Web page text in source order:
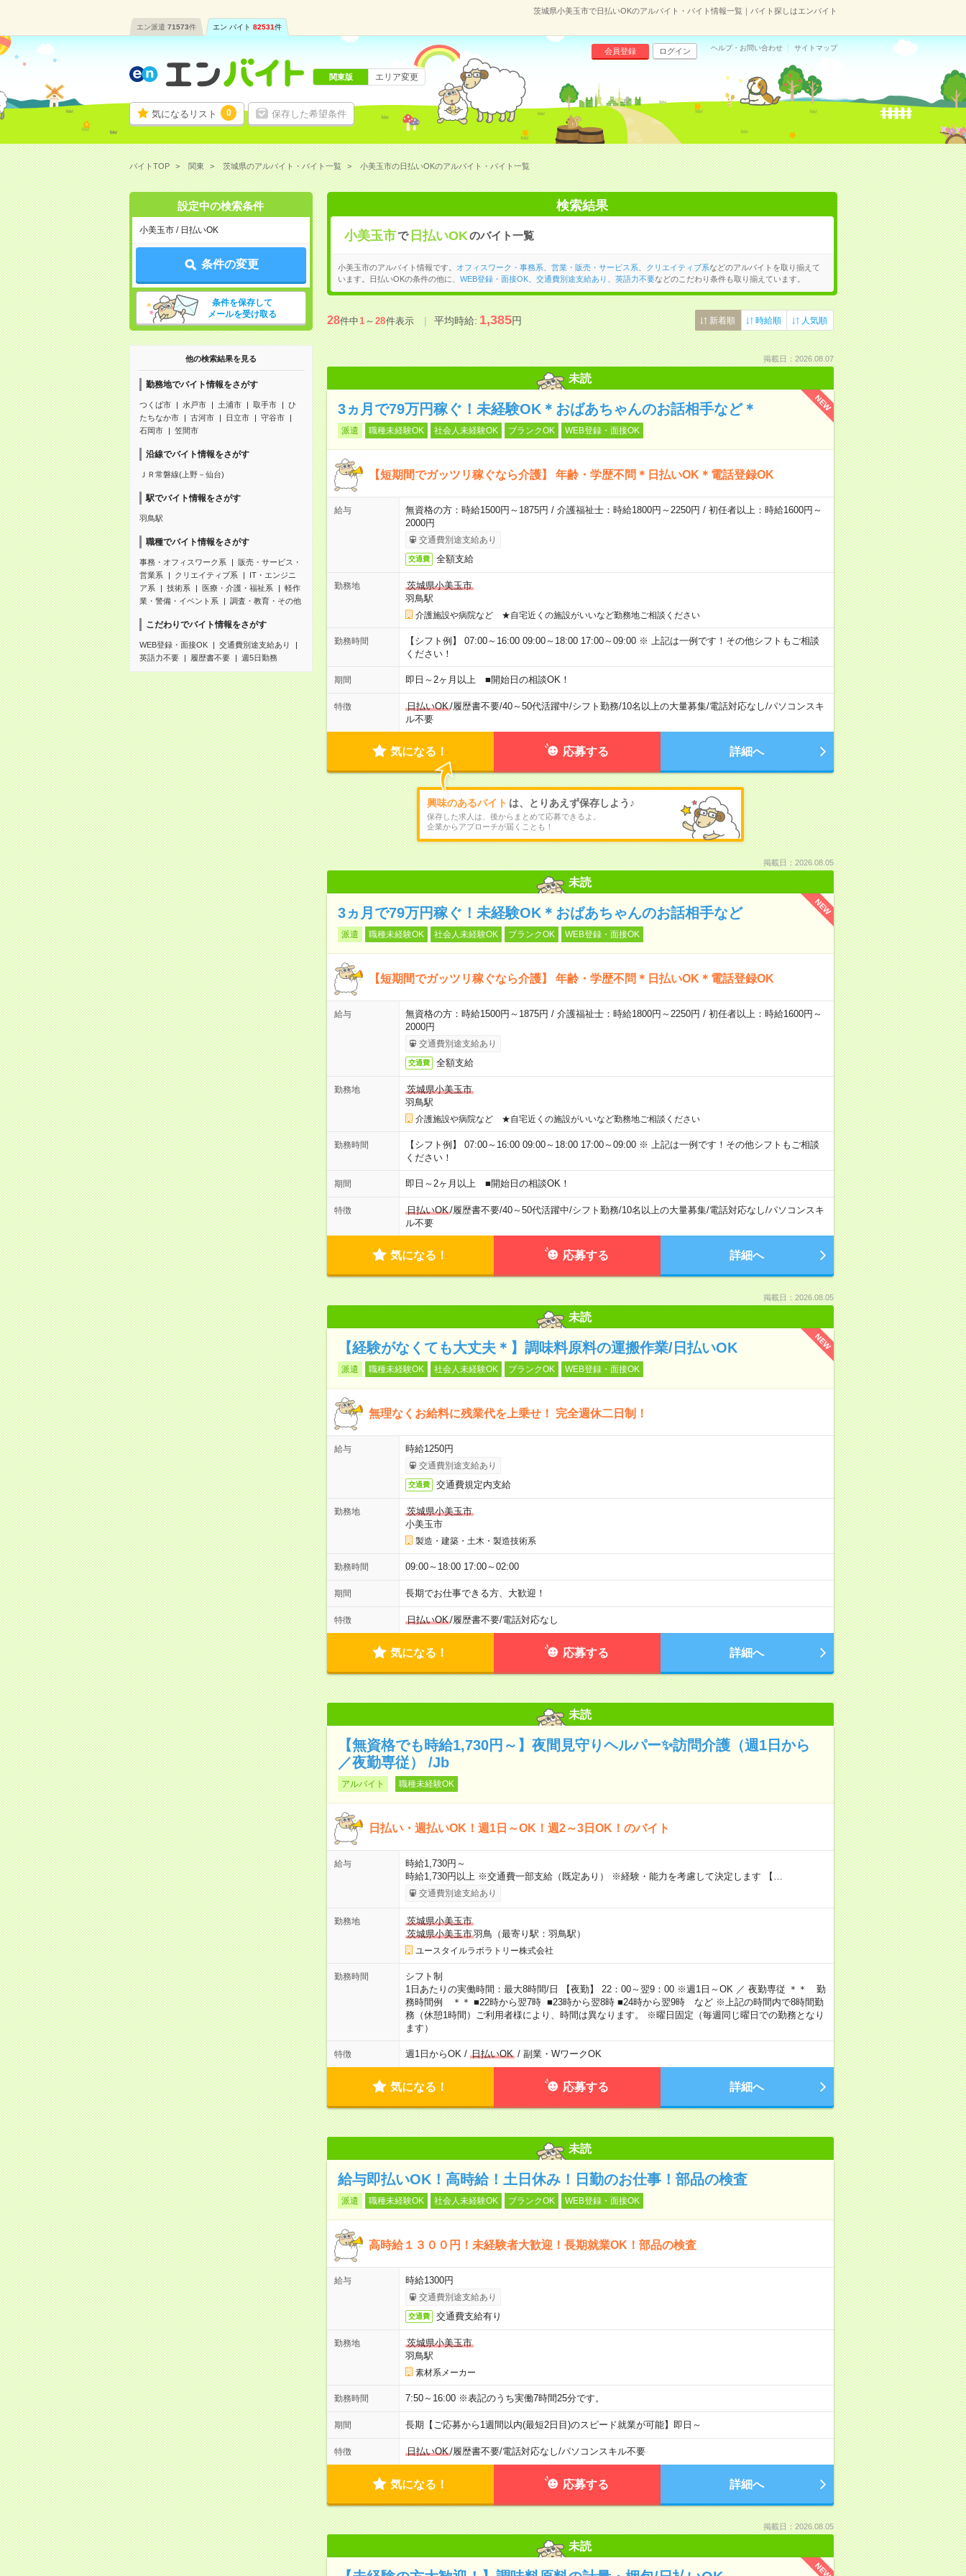
茨城県小美玉市で日払いOKのアルバイト・バイト情報一覧｜バイト探しはエンバイト
エン派遣 71573件 エン バイト 82531件
気になるリスト 0 保存した希望条件
会員登録 ログイン ヘルプ・お問い合わせ サイトマップ
関東版 エリア変更
バイトTOP 関東 茨城県のアルバイト・バイト一覧 小美玉市の日払いOKのアルバイト・バイト一覧
設定中の検索条件
小美玉市 / 日払いOK
条件の変更
条件を保存して
メールを受け取る
他の検索結果を見る
勤務地でバイト情報をさがす
つくば市 水戸市 土浦市 取手市
ひ
たちなか市
古河市 日立市
守谷市
石岡市
笠間市
沿線でバイト情報をさがす
ＪＲ常磐線(上野－仙台)
駅でバイト情報をさがす
羽鳥駅
職種でバイト情報をさがす
事務・オフィスワーク系
販売・サービス・
営業系
クリエイティブ系
IT・エンジニ
ア系
技術系 医療・介護・福祉系
軽作
業・警備・イベント系
調査・教育・その他
こだわりでバイト情報をさがす
WEB登録・面接OK
交通費別途支給あり
英語力不要
履歴書不要 週5日勤務
検索結果
小美玉市で 日払いOKのバイト一覧
小美玉市のアルバイト情報です。 オフィスワーク・事務系 営業・販売・サービス系 クリエイティブ系などのアルバイトを取り揃えて
います。日払いOKの条件の他に、 WEB登録・面接OK、 交通費別途支給あり 英語力不要などのこだわり条件も取り揃えています。
28件中1～28件表示 平均時給:1,385円 新着順 時給順 人気順
掲載日：2026.08.07
未読
NEW
3ヵ月で79万円稼ぐ！未経験OK＊おばあちゃんのお話相手など＊
派遣 職種未経験OK 社会人未経験OK ブランクOK WEB登録・面接OK
【短期間でガッツリ稼ぐなら介護】 年齢・学歴不問＊日払いOK＊電話登録OK
給与
無資格の方：時給1500円～1875円 / 介護福祉士：時給1800円～2250円 / 初任者以上：時給1600円～
2000円
交通費別途支給あり
交通費 全額支給
勤務地
茨城県小美玉市
羽鳥駅
介護施設や病院など ★自宅近くの施設がいいなど勤務地ご相談ください
勤務時間
【シフト例】 07:00～16:00 09:00～18:00 17:00～09:00 ※ 上記は一例です！その他シフトもご相談
ください！
期間 即日～2ヶ月以上 ■開始日の相談OK！
特徴 日払いOK/履歴書不要/40～50代活躍中/シフト勤務/10名以上の大量募集/電話対応なし/パソコンスキ
ル不要
気になる！ 応募する 詳細へ
興味のあるバイト は、とりあえず保存しよう♪
保存した求人は、後からまとめて応募できるよ。
企業からアプローチが届くことも！
掲載日：2026.08.05
未読
NEW
3ヵ月で79万円稼ぐ！未経験OK＊おばあちゃんのお話相手など
派遣 職種未経験OK 社会人未経験OK ブランクOK WEB登録・面接OK
【短期間でガッツリ稼ぐなら介護】 年齢・学歴不問＊日払いOK＊電話登録OK
給与
無資格の方：時給1500円～1875円 / 介護福祉士：時給1800円～2250円 / 初任者以上：時給1600円～
2000円
交通費別途支給あり
交通費 全額支給
勤務地
茨城県小美玉市
羽鳥駅
介護施設や病院など ★自宅近くの施設がいいなど勤務地ご相談ください
勤務時間
【シフト例】 07:00～16:00 09:00～18:00 17:00～09:00 ※ 上記は一例です！その他シフトもご相談
ください！
期間 即日～2ヶ月以上 ■開始日の相談OK！
特徴 日払いOK/履歴書不要/40～50代活躍中/シフト勤務/10名以上の大量募集/電話対応なし/パソコンスキ
ル不要
気になる！ 応募する 詳細へ
掲載日：2026.08.05
未読
NEW
【経験がなくても大丈夫＊】調味料原料の運搬作業/日払いOK
派遣 職種未経験OK 社会人未経験OK ブランクOK WEB登録・面接OK
無理なくお給料に残業代を上乗せ！ 完全週休二日制！
給与 時給1250円
交通費別途支給あり
交通費 交通費規定内支給
勤務地
茨城県小美玉市
小美玉市
製造・建築・土木・製造技術系
勤務時間 09:00～18:00 17:00～02:00
期間 長期でお仕事できる方、大歓迎！
特徴 日払いOK/履歴書不要/電話対応なし
気になる！ 応募する 詳細へ
未読
【無資格でも時給1,730円～】夜間見守りヘルパー✨訪問介護（週1日から
／夜勤専従） /Jb
アルバイト 職種未経験OK
日払い・週払いOK！週1日～OK！週2～3日OK！のバイト
給与
時給1,730円～
時給1,730円以上 ※交通費一部支給（既定あり） ※経験・能力を考慮して決定します 【…
交通費別途支給あり
勤務地
茨城県小美玉市
茨城県小美玉市羽鳥（最寄り駅：羽鳥駅）
ユースタイルラボラトリー株式会社
勤務時間
シフト制
1日あたりの実働時間：最大8時間/日 【夜勤】 22：00～翌9：00 ※週1日～OK ／ 夜勤専従 ＊＊ 勤
務時間例 ＊＊ ■22時から翌7時 ■23時から翌8時 ■24時から翌9時 など ※上記の時間内で8時間勤
務（休憩1時間）ご利用者様により、時間は異なります。 ※曜日固定（毎週同じ曜日での勤務となり
ます）
特徴 週1日からOK / 日払いOK/ 副業・WワークOK
気になる！ 応募する 詳細へ
未読
給与即払いOK！高時給！土日休み！日勤のお仕事！部品の検査
派遣 職種未経験OK 社会人未経験OK ブランクOK WEB登録・面接OK
高時給１３００円！未経験者大歓迎！長期就業OK！部品の検査
給与 時給1300円
交通費別途支給あり
交通費 交通費支給有り
勤務地
茨城県小美玉市
羽鳥駅
素材系メーカー
勤務時間 7:50～16:00 ※表記のうち実働7時間25分です。
期間 長期【ご応募から1週間以内(最短2日目)のスピード就業が可能】即日～
特徴 日払いOK/履歴書不要/電話対応なし/パソコンスキル不要
気になる！ 応募する 詳細へ
掲載日：2026.08.05
未読
NEW